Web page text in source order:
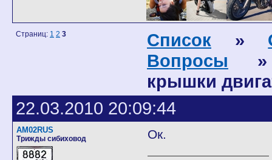
Страниц: 1 2 3 Список »
Вопросы »
крышки
22.03.2010 20:09:44
AM02RUS
Трижды сибиховод Ок.